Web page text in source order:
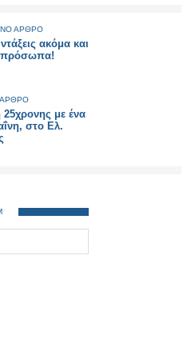
ΑΡΘΡΟ
ακόμα και
πρόσωπα!
με ένα
στο Ελ.